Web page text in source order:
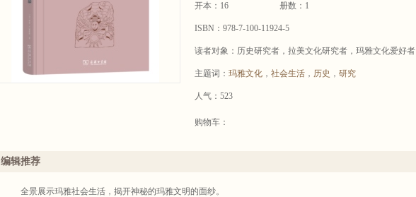
开本：16 册数：1
ISBN：978-7-100-11924-5
读者对象：历史研究者，拉美文化研究者，玛雅文化爱好者
主题词： 玛雅文化 ， 社会生活 ， 历史 ， 研究
人气：523
购物车：
编辑推荐
全景展示玛雅社会生活，揭开神秘的玛雅文明的面纱。